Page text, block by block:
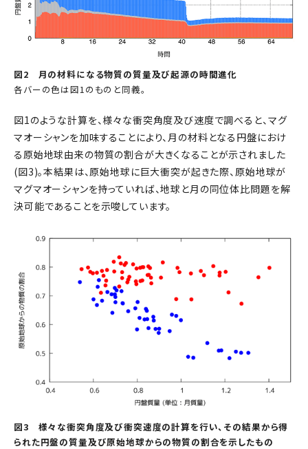
図2 月の材料になる物質の質量及び起源の時間進化
各バーの色は図1のものと同義。
図1のような計算を、様々な衝突角度及び速度で調べると、マグ
マオーシャンを加味することにより、月の材料となる円盤におけ
る原始地球由来の物質の割合が大きくなることが示されました
(図3)。本結果は、原始地球に巨大衝突が起きた際、原始地球が
マグマオーシャンを持っていれば、地球と月の同位体比問題を解
決可能であることを示唆しています。
図3 様々な衝突角度及び衝突速度の計算を行い、その結果から得
られた円盤の質量及び原始地球からの物質の割合を示したもの